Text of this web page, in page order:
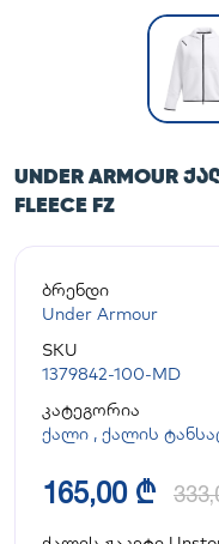
UNDER ARMOUR
FLEECE FZ
ბრენდი
Under Armour
SKU
1379842-100-MD
კატეგორია
ქალი , ქალის
165,00 ₾